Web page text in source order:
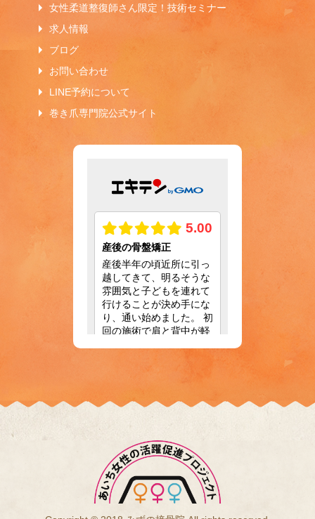
女性柔道整復師さん限定！技術セミナー
求人情報
ブログ
お問い合わせ
LINE予約について
巻き爪専門院公式サイト